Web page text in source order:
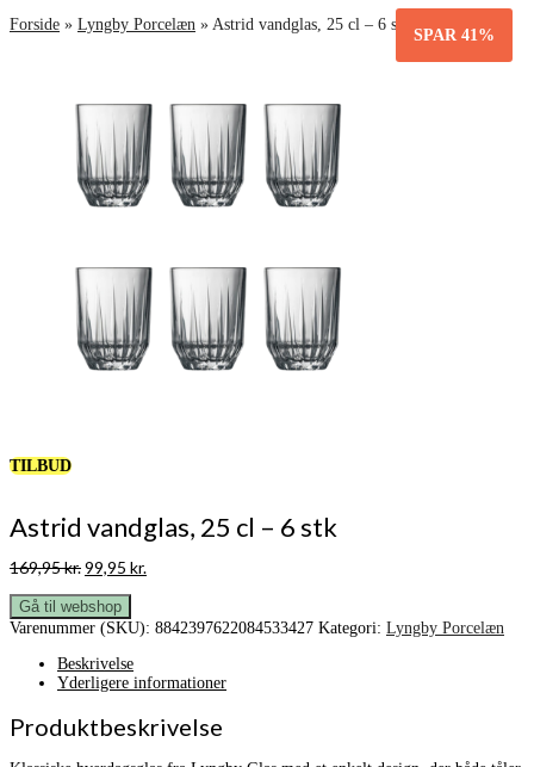
Forside » Lyngby Porcelæn » Astrid vandglas, 25 cl – 6 stk
TILBUD
SPAR 41%
Astrid vandglas, 25 cl – 6 stk
169,95kr.Den
pris
var:
169,95 kr..
99,95 kr.Den
er:
Gå til webshop
Varenummer (SKU): 8842397622084533427 Kategori: Lyngby Porcelæn
Beskrivelse
Yderligere informationer
Produktbeskrivelse